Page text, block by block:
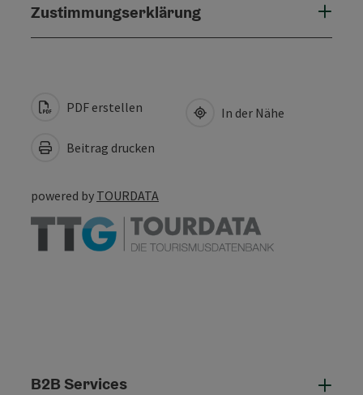
Zustimmungserklärung
PDF erstellen
Beitrag drucken
In der Nähe
powered by TOURDATA
B2B Services